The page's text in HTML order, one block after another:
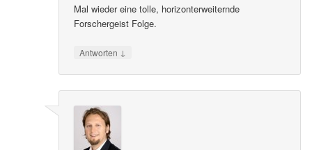
Mal wieder eine tolle, horizonterweiternde
Forschergeist Folge.
Antworten ↓